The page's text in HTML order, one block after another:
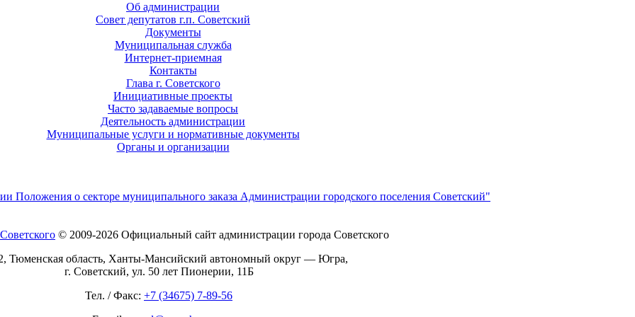
Об администрации
Совет депутатов г.п. Советский
Документы
Муниципальная служба
Интернет-приемная
Контакты
Глава г. Советского
Инициативные проекты
Часто задаваемые вопросы
Деятельность администрации
Муниципальные услуги и нормативные документы
Органы и организации
Положения о секторе муниципального заказа Администрации городского поселения Советский"
© 2009-2026 Официальный сайт администрации города Советского
Тюменская область, Ханты-Мансийский автономный округ — Югра,
г. Советский, ул. 50 лет Пионерии, 11Б
Тел. / Факс: +7 (34675) 7-89-56